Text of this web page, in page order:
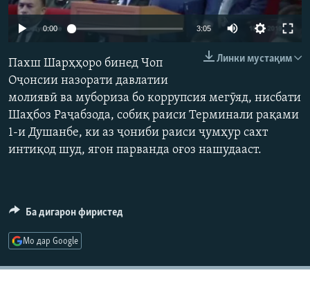
ГУЗОРИШҲОИ РАДИОӢ
Русский
ПАЙГИРӢ КУНЕД
Ҳамаи сомонаҳои RFE/RL
0:00 3:05
Линки мустақим
Пахш Шарҳҳоро бинед Чоп
Оҷонсии назорати давлатии
молиявӣ ва мубориза бо коррупсия мегӯяд, нисбати
Шаҳбоз Раҷабзода, собиқ раиси Терминали рақами
1-и Душанбе, ки аз ҷониби раиси ҷумҳур сахт
интиқод шуд, ягон парванда оғоз нашудааст.
Ба дигарон фиристед
Мо дар Google